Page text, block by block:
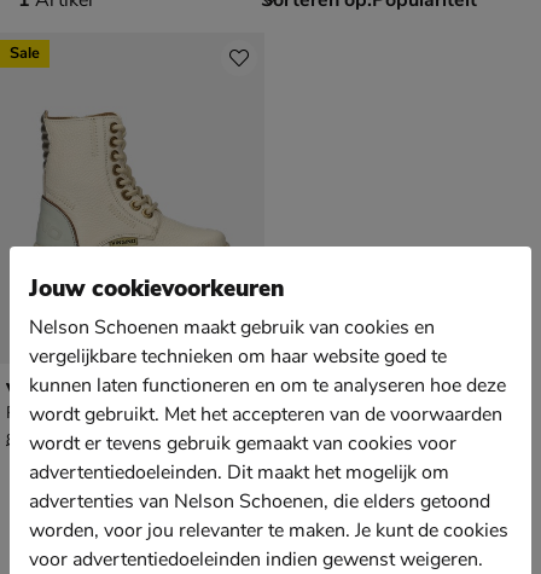
Vingino Jennifer
Rits- & gesloten boots - wit
van € 89,99 vanaf € 55,99
89 99 v.a.55,99
Sale
Jouw cookievoorkeuren
Nelson Schoenen maakt gebruik van cookies en
vergelijkbare technieken om haar website goed te
kunnen laten functioneren en om te analyseren hoe deze
wordt gebruikt. Met het accepteren van de voorwaarden
wordt er tevens gebruik gemaakt van cookies voor
advertentiedoeleinden. Dit maakt het mogelijk om
advertenties van Nelson Schoenen, die elders getoond
worden, voor jou relevanter te maken. Je kunt de cookies
voor advertentiedoeleinden indien gewenst weigeren.